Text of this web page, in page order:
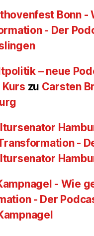
Bonn -
- Der
– neue
zu Carsten
-
- Wie
- Der